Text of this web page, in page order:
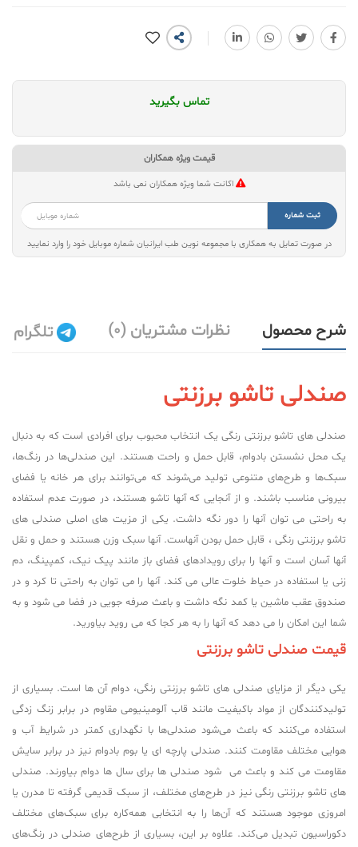
تماس بگیرید
قیمت ویژه همکاران
اکانت شما ویژه همکاران نمی باشد
ثبت شماره
در صورت تمایل به همکاری با مجموعه نوین طب ایرانیان شماره موبایل خود را وارد نمایید
شرح محصول نظرات مشتریان (0) تلگرام
صندلی تاشو برزنتی
صندلی های تاشو برزنتی رنگی یک انتخاب محبوب برای افرادی است که به دنبال
یک محل نشستن بادوام، قابل حمل و راحت هستند. این صندلی‌ها در رنگ‌ها،
سبک‌ها و طرح‌های متنوعی تولید می‌شوند که می‌توانند برای هر خانه یا فضای
بیرونی مناسب باشند. و از آنجایی که آنها تاشو هستند، در صورت عدم استفاده
به راحتی می توان آنها را دور نگه داشت. یکی از مزیت های اصلی صندلی های
تاشو برزنتی رنگی ، قابل حمل بودن آنهاست. آنها سبک وزن هستند و حمل و نقل
آنها آسان است و آنها را برای رویدادهای فضای باز مانند پیک نیک، کمپینگ، دم
زنی یا استفاده در حیاط خلوت عالی می کند. آنها را می توان به راحتی تا کرد و در
صندوق عقب ماشین یا کمد نگه داشت و باعث صرفه جویی در فضا می شود و به
شما این امکان را می دهد که آنها را به هر کجا که می روید بیاورید.
قیمت صندلی تاشو برزنتی
یکی دیگر از مزایای صندلی های تاشو برزنتی رنگی، دوام آن ها است. بسیاری از
تولیدکنندگان از مواد باکیفیت مانند قاب آلومینیومی مقاوم در برابر زنگ زدگی
استفاده می‌کنند که باعث می‌شود صندلی‌ها با نگهداری کمتر در شرایط آب و
هوایی مختلف مقاومت کنند. صندلی پارچه ای یا بوم بادوام نیز در برابر سایش
مقاومت می کند و باعث می شود صندلی ها برای سال ها دوام بیاورند. صندلی
های تاشو برزنتی رنگی نیز در طرح‌های مختلف، از سبک قدیمی گرفته تا مدرن یا
امروزی موجود هستند که آن‌ها را به انتخابی همه‌کاره برای سبک‌های مختلف
دکوراسیون تبدیل می‌کند. علاوه بر این، بسیاری از طرح‌های صندلی در رنگ‌های